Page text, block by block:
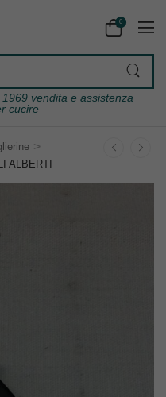
0
vendita e assistenza
cucire
>
ALBERTI